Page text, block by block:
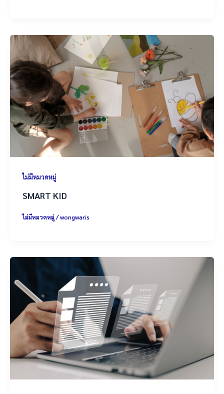
ไม่มีหมวดหมู่
SMART KID
ไม่มีหมวดหมู่ /wongwaris